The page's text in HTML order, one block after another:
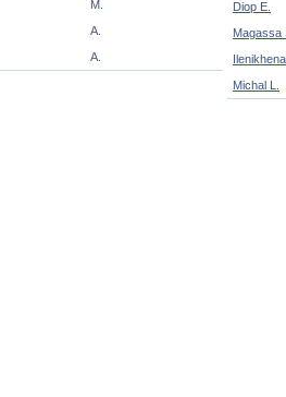
M.
A.
A.
Diop E.
Magassa
Michal L.